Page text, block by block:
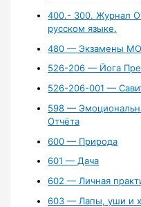
400.- 300. Журнал
русском языке.
480 — Экзамены
526-206 — Йога
526-206-001 —
598 —
Отчёта
600 — Природа
601 — Дача
602 — Личная
603 — Лапы, уши и